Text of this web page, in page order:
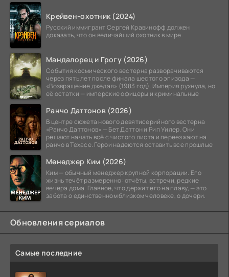
Крейвен-охотник (2024)
Русский иммигрант Сергей Кравинофф должен
доказать, что он величайший охотник в мире.
Мандалорец и Грогу (2026)
События космического вестерна разворачиваются
через пять лет после финала шестого эпизода —
«Возвращение джедая» (1983 год). Империя рухнула, но
её остатки — имперские офицеры и криминальные
Ранчо Даттонов (2026)
В центре сюжета нового девятисерийного вестерна
«Ранчо Даттонов» — Бет Даттон и Рип Уилер. Они
решают начать всё с чистого листа и переезжают на
ранчо в Техасе. Герои надеются оставить все прошлые
Менеджер Ким (2026)
Ким — обычный менеджер крупной корпорации. Его
жизнь течёт размеренно: отчёты, встречи, редкие
вечера дома. Главное, что держит его на плаву, — это
забота о единственном близком человеке, о дочери.
Обновления сериалов
Самые последние